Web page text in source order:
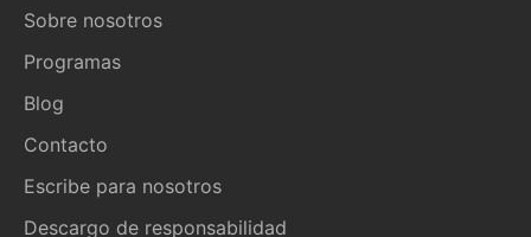
Sobre nosotros
Programas
Blog
Contacto
Escribe para nosotros
Descargo de responsabilidad